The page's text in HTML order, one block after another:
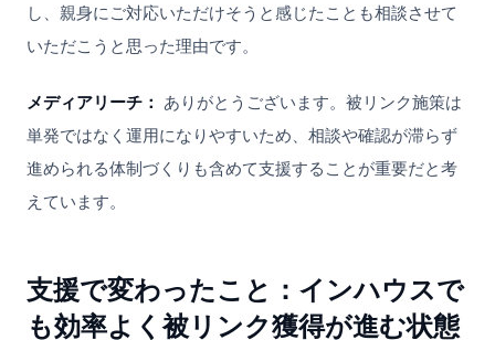
し、親身にご対応いただけそうと感じたことも相談させて
いただこうと思った理由です。
メディアリーチ： ありがとうございます。被リンク施策は
単発ではなく運用になりやすいため、相談や確認が滞らず
進められる体制づくりも含めて支援することが重要だと考
えています。
支援で変わったこと：インハウスで
も効率よく被リンク獲得が進む状態